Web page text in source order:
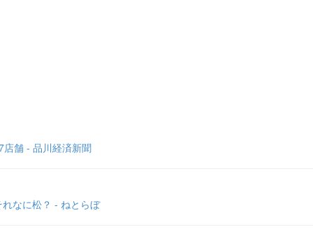
店舗 - 品川経済新聞
なに松？ - ねとらぼ